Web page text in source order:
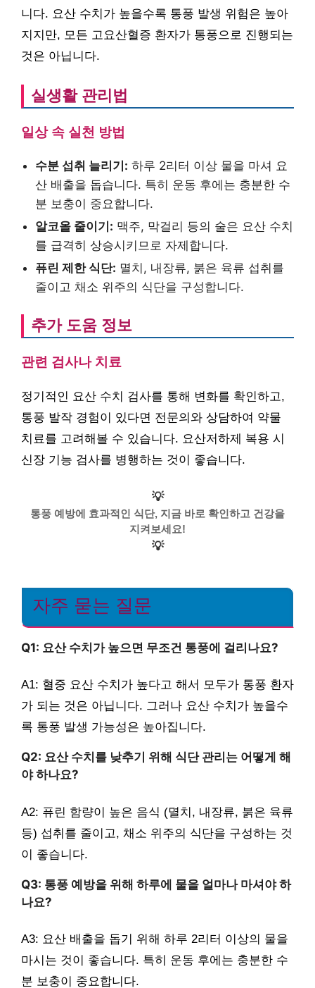
니다. 요산 수치가 높을수록 통풍 발생 위험은 높아
지지만, 모든 고요산혈증 환자가 통풍으로 진행되는
것은 아닙니다.
실생활 관리법
일상 속 실천 방법
수분 섭취 늘리기: 하루 2리터 이상 물을 마셔 요
산 배출을 돕습니다. 특히 운동 후에는 충분한 수
분 보충이 중요합니다.
알코올 줄이기: 맥주, 막걸리 등의 술은 요산 수치
를 급격히 상승시키므로 자제합니다.
퓨린 제한 식단: 멸치, 내장류, 붉은 육류 섭취를
줄이고 채소 위주의 식단을 구성합니다.
추가 도움 정보
관련 검사나 치료
정기적인 요산 수치 검사를 통해 변화를 확인하고,
통풍 발작 경험이 있다면 전문의와 상담하여 약물
치료를 고려해볼 수 있습니다. 요산저하제 복용 시
신장 기능 검사를 병행하는 것이 좋습니다.
💡
통풍 예방에 효과적인 식단, 지금 바로 확인하고 건강을
지켜보세요!
💡
자주 묻는 질문
Q1: 요산 수치가 높으면 무조건 통풍에 걸리나요?
A1: 혈중 요산 수치가 높다고 해서 모두가 통풍 환자
가 되는 것은 아닙니다. 그러나 요산 수치가 높을수
록 통풍 발생 가능성은 높아집니다.
Q2: 요산 수치를 낮추기 위해 식단 관리는 어떻게 해
야 하나요?
A2: 퓨린 함량이 높은 음식 (멸치, 내장류, 붉은 육류
등) 섭취를 줄이고, 채소 위주의 식단을 구성하는 것
이 좋습니다.
Q3: 통풍 예방을 위해 하루에 물을 얼마나 마셔야 하
나요?
A3: 요산 배출을 돕기 위해 하루 2리터 이상의 물을
마시는 것이 좋습니다. 특히 운동 후에는 충분한 수
분 보충이 중요합니다.